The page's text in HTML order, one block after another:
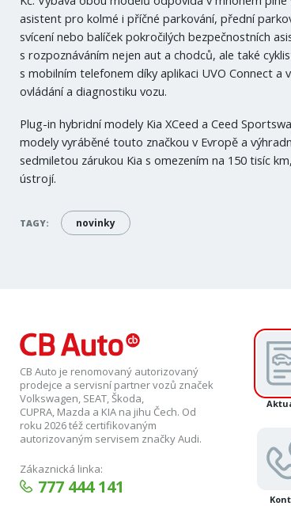
asistent pro kolmé i příčné parkování, přední
svícení nebo balíček pokročilých bezpečnostních
s rozpoznáváním nejen aut a chodců, ale také
s mobilním telefonem díky aplikaci UVO Connect
ovládání a diagnostiku vozu.
Plug-in hybridní modely Kia XCeed a Ceed
modely vyráběné touto značkou v Evropě a
sedmiletou zárukou Kia s omezením na 150 tisíc
ústrojí.
TAGY: novinky
CB Auto je renomovaný autorizovaný
prodejce a servisní partner vozů značek
Volkswagen, SEAT, Škoda,
CUPRA, Mazda a KIA na jihu Čech. Od
roku 2026 též certifikovaným
autorizovaným servisem značky Audi.
Zákaznická linka:
777 444 141